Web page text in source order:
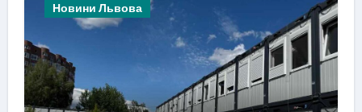
Новини Львова